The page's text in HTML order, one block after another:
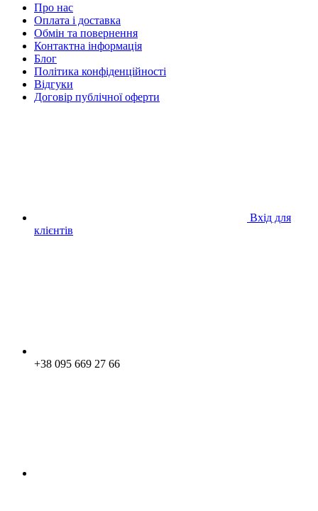
Про нас
Оплата і доставка
Обмін та повернення
Контактна інформація
Блог
Політика конфіденційності
Відгуки
Договір публічної оферти
Вхід для
клієнтів
+38 095 669 27 66